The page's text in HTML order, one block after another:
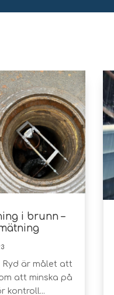
i brunn –
Ryd är målet att
att minska på
kontroll...